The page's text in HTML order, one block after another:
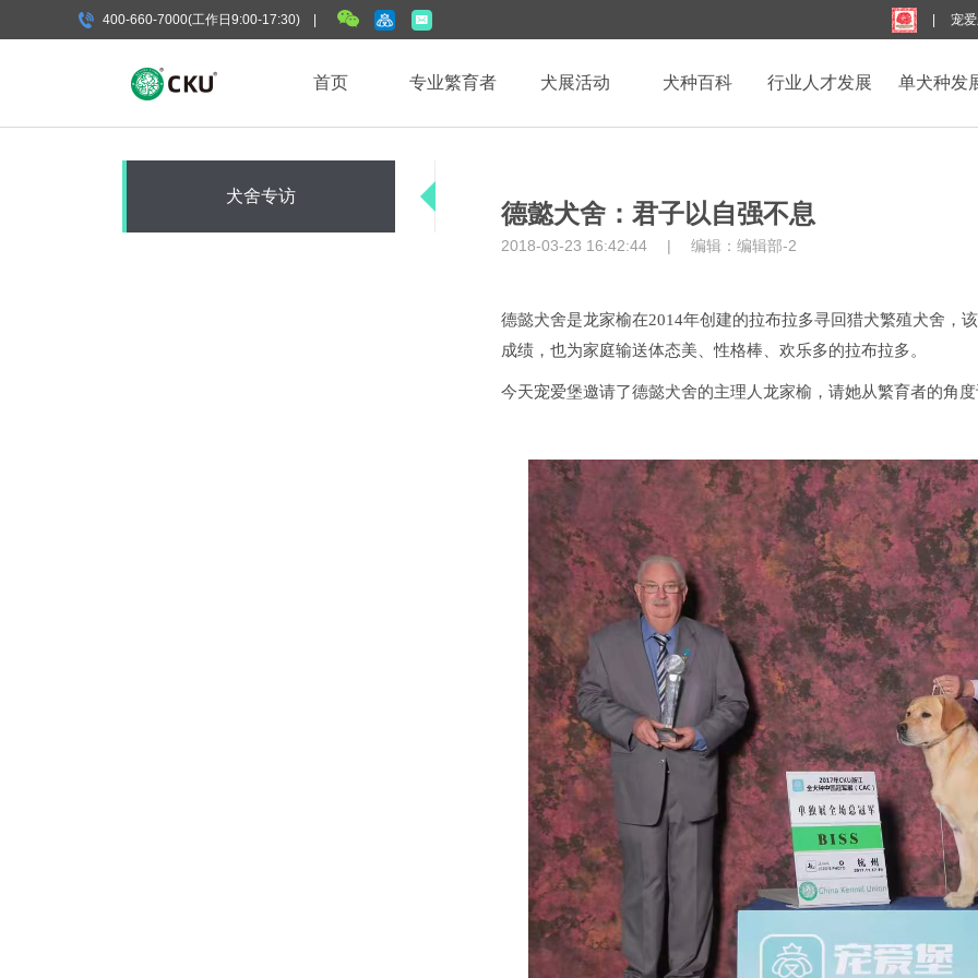
400-660-7000(工作日9:00-17:30) | 宠
首页 专业繁育者 犬展活动 犬种百科 行业人才发展 单犬种发
犬舍专访
德懿犬舍：君子以自强不息
2018-03-23 16:42:44 | 编辑： 编辑部-2
德懿犬舍是龙家榆在2014年创建的拉布拉多寻回猎犬繁殖犬舍，
成绩，也为家庭输送体态美、性格棒、欢乐多的拉布拉多。
今天宠爱堡邀请了德懿犬舍的主理人龙家榆 ，请她从繁育者的角